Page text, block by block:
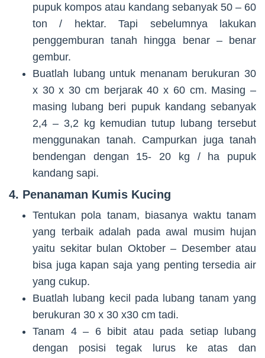
pupuk kompos atau kandang sebanyak 50 – 60
ton / hektar. Tapi sebelumnya lakukan
penggemburan tanah hingga benar – benar
gembur.
Buatlah lubang untuk menanam berukuran 30
x 30 x 30 cm berjarak 40 x 60 cm. Masing –
masing lubang beri pupuk kandang sebanyak
2,4 – 3,2 kg kemudian tutup lubang tersebut
menggunakan tanah. Campurkan juga tanah
bendengan dengan 15- 20 kg / ha pupuk
kandang sapi.
4. Penanaman Kumis Kucing
Tentukan pola tanam, biasanya waktu tanam
yang terbaik adalah pada awal musim hujan
yaitu sekitar bulan Oktober – Desember atau
bisa juga kapan saja yang penting tersedia air
yang cukup.
Buatlah lubang kecil pada lubang tanam yang
berukuran 30 x 30 x30 cm tadi.
Tanam 4 – 6 bibit atau pada setiap lubang
dengan posisi tegak lurus ke atas dan